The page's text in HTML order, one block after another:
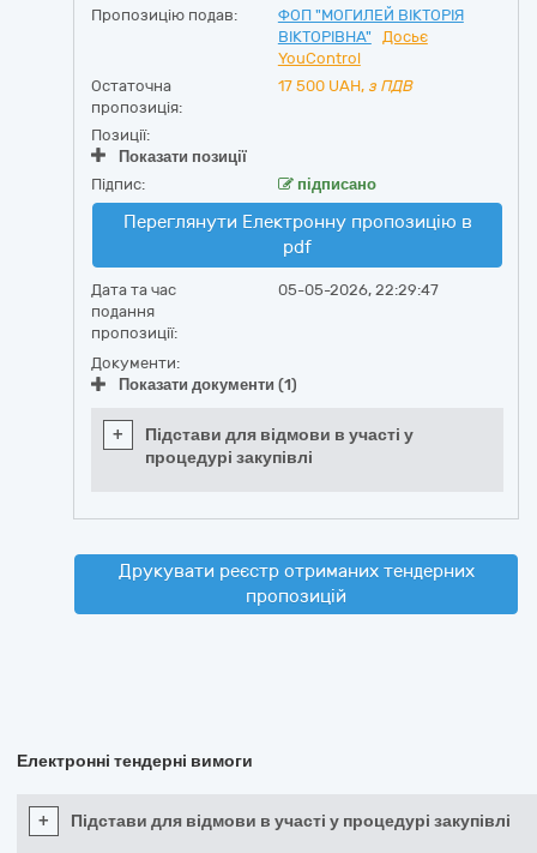
Пропозицію подав:
ФОП "МОГИЛЕЙ ВІКТОРІЯ
ВІКТОРІВНА"
Досьє
YouControl
Остаточна
пропозиція:
17 500 UAH, з ПДВ
Позиції:
Показати позиції
Підпис:
підписано
Переглянути Електронну пропозицію в
pdf
Дата та час
подання
пропозиції:
05-05-2026, 22:29:47
Документи:
Показати документи (1)
+
Підстави для відмови в участі у
процедурі закупівлі
Друкувати реєстр отриманих тендерних
пропозицій
Електронні тендерні вимоги
+ Підстави для відмови в участі у процедурі закупівлі